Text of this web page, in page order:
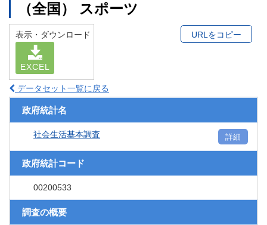
（全国） スポーツ
表示・ダウンロード
EXCEL
URLをコピー
データセット一覧に戻る
政府統計名
社会生活基本調査 詳細
政府統計コード
00200533
調査の概要